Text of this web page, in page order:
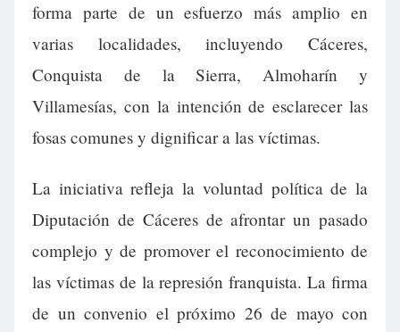
forma parte de un esfuerzo más amplio en
varias localidades, incluyendo Cáceres,
Conquista de la Sierra, Almoharín y
Villamesías, con la intención de esclarecer las
fosas comunes y dignificar a las víctimas.
La iniciativa refleja la voluntad política de la
Diputación de Cáceres de afrontar un pasado
complejo y de promover el reconocimiento de
las víctimas de la represión franquista. La firma
de un convenio el próximo 26 de mayo con